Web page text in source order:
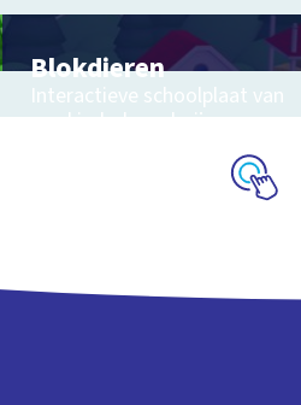
Blokdieren
Interactieve schoolplaat van
een kinderboerderij